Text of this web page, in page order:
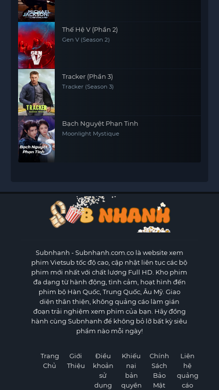
Thế Hệ V (Phần 2)
Gen V (Season 2)
Tracker (Phần 3)
Tracker (Season 3)
Bạch Nguyệt Phạn Tinh
Moonlight Mystique
Subnhanh - Subnhanh.com.co là website xem
phim Vietsub tốc độ cao, cập nhật liên tục các bộ
phim mới nhất với chất lượng Full HD. Kho phim
đa dạng từ hành động, tình cảm, hoạt hình đến
phim bộ Hàn Quốc, Trung Quốc, Âu Mỹ. Giao
diện thân thiện, không quảng cáo làm gián
đoạn trải nghiệm xem phim của bạn. Hãy đồng
hành cùng Subnhanh để không bỏ lỡ bất kỳ siêu
phẩm nào mỗi ngày!
Trang
Chủ
Giới
Thiệu
Điều
khoản
sử
dụng
Khiếu
nại
bản
quyền
Chính
Sách
Bảo
Mật
Liên
hệ
quảng
cáo